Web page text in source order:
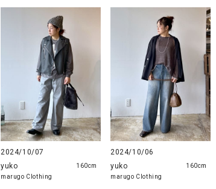
2024/10/07
yuko
marugo Clothing
160cm
2024/10/06
yuko
marugo Clothing
160cm